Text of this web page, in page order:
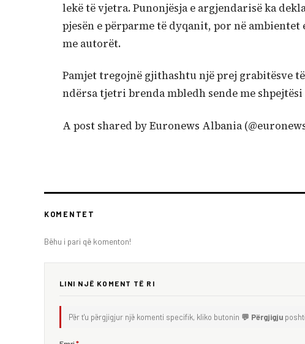
lekë të vjetra. Punonjësja e argjendarisë ka
pjesën e përparme të dyqanit, por në
me autorët.
Pamjet tregojnë gjithashtu një prej grabitësve
ndërsa tjetri brenda mbledh sende me
A post shared by Euronews Albania
KOMENTET
Bëhu i pari që komenton!
LINI NJË KOMENT TË RI
Për t'u përgjigjur një komenti specifik, kliko butonin 💬 Përgjigju